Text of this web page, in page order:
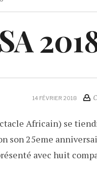
14 FÉVRIER 2018
Africain) se
son 25eme
avec huit